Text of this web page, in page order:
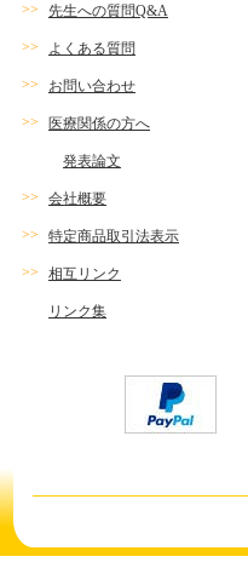
>> 先生への質問Q&A
>> よくある質問
>> お問い合わせ
>> 医療関係の方へ
発表論文
>> 会社概要
>> 特定商品取引法表示
>> 相互リンク
リンク集